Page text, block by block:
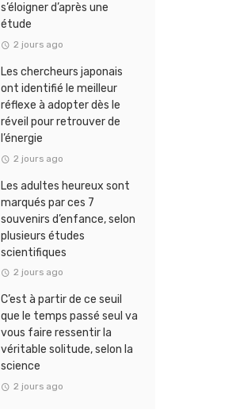
s’éloigner d’après une
étude
2 jours ago
Les chercheurs japonais
ont identifié le meilleur
réflexe à adopter dès le
réveil pour retrouver de
l’énergie
2 jours ago
Les adultes heureux sont
marqués par ces 7
souvenirs d’enfance, selon
plusieurs études
scientifiques
2 jours ago
C’est à partir de ce seuil
que le temps passé seul va
vous faire ressentir la
véritable solitude, selon la
science
2 jours ago